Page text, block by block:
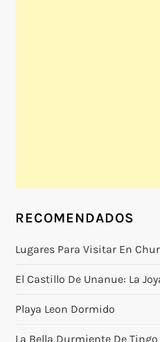
RECOMENDADOS
Lugares Para Visitar En
El Castillo De Unanue: La
Playa Leon Dormido
La Bella Durmiente De